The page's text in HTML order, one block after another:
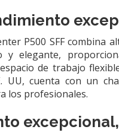
P500 SFF
y elegante,
de trabajo
UU, cuenta con un
los profesionales.